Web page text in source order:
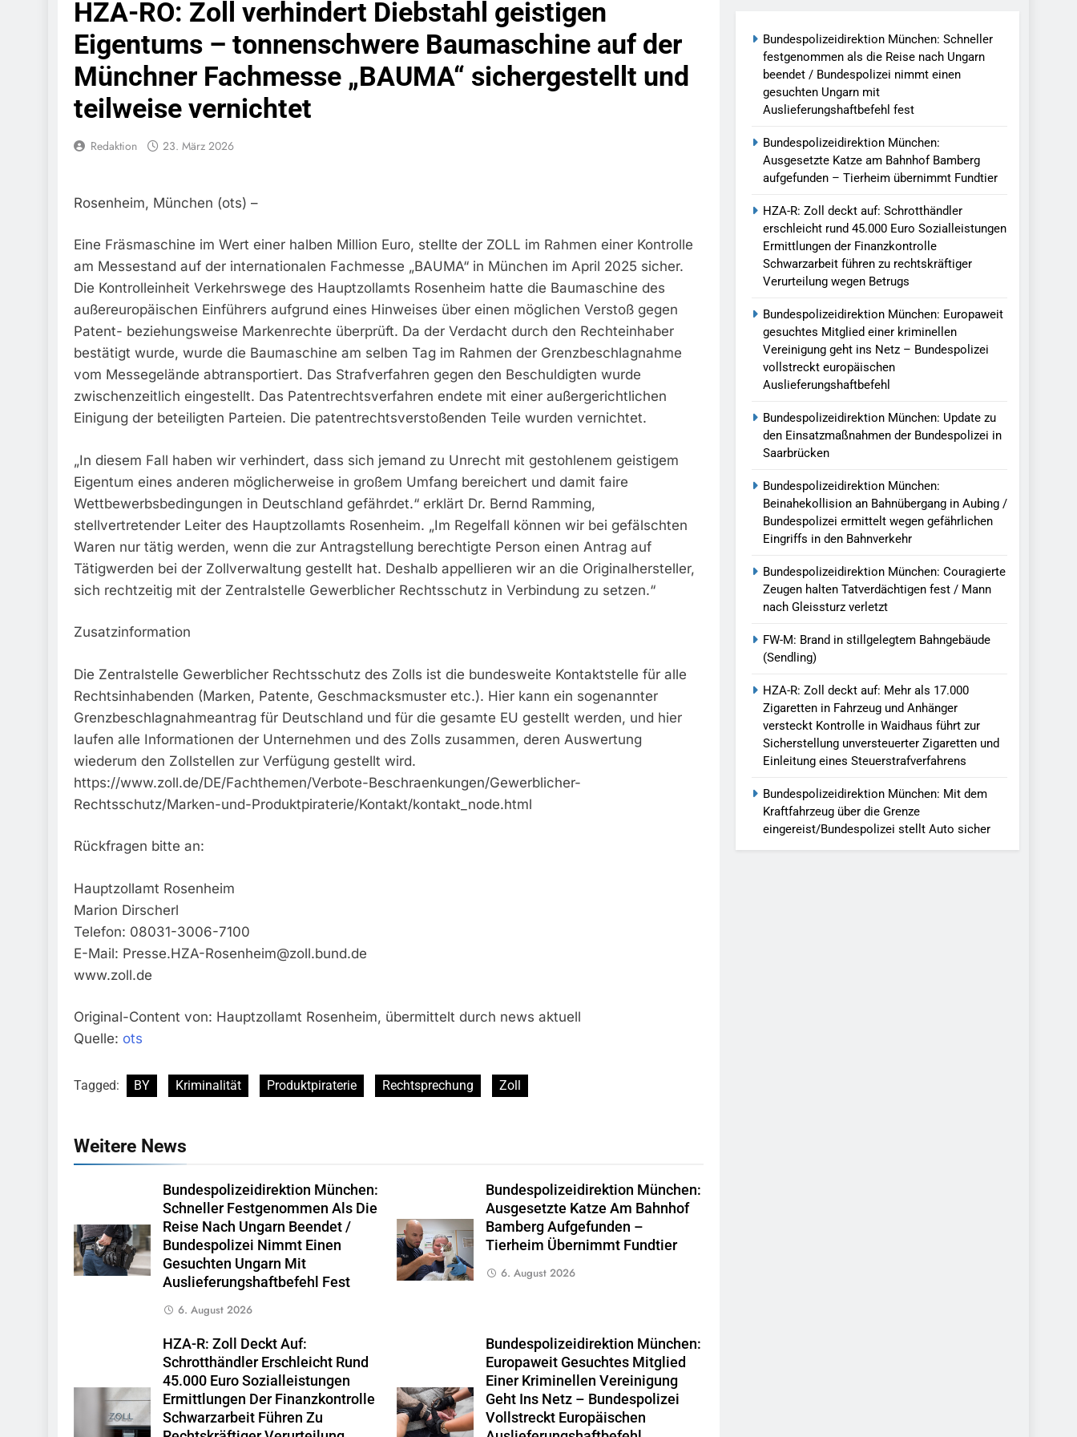
Schwarzarbeit Führen Zu Rechtskräftiger Verurteilung Wegen Betrugs
6. August 2026
Bundespolizeidirektion München: Europaweit Gesuchtes Mitglied Einer Kriminellen Vereinigung Geht Ins Netz –
Bundespolizei Vollstreckt Europäischen Auslieferungshaftbefehl
6. August 2026
Bundespolizeidirektion München: Update Zu Den Einsatzmaßnahmen Der Bundespolizei In Saarbrücken
5. August 2026
Bundespolizeidirektion München: Beinahekollision An Bahnübergang In Aubing / Bundespolizei Ermittelt Wegen
Bundespolizeidirektion München: Couragierte Zeugen Halten Tatverdächtigen Fest / Mann Nach Gleissturz Verletzt
5. August 2026
HZA-R: Zoll Deckt Auf: Mehr Als 17.000 Zigaretten In Fahrzeug Und Anhänger Versteckt Kontrolle In Waidhaus Führt
Zur Sicherstellung Unversteuerter Zigaretten Und Einleitung Eines Steuerstrafverfahrens
4. August 2026
Bundespolizeidirektion München: Mit Dem Kraftfahrzeug Über Die Grenze Eingereist/Bundespolizei Stellt Auto
Sicher
3. August 2026
HZA-RO: Zoll verhindert Diebstahl geistigen
Eigentums – tonnenschwere Baumaschine auf der
Münchner Fachmesse „BAUMA“ sichergestellt und
teilweise vernichtet
Redaktion 23. März 2026
Rosenheim, München (ots) –
Eine Fräsmaschine im Wert einer halben Million Euro, stellte der ZOLL im Rahmen einer Kontrolle
am Messestand auf der internationalen Fachmesse „BAUMA“ in München im April 2025 sicher.
Die Kontrolleinheit Verkehrswege des Hauptzollamts Rosenheim hatte die Baumaschine des
außereuropäischen Einführers aufgrund eines Hinweises über einen möglichen Verstoß gegen
Patent- beziehungsweise Markenrechte überprüft. Da der Verdacht durch den Rechteinhaber
bestätigt wurde, wurde die Baumaschine am selben Tag im Rahmen der Grenzbeschlagnahme
vom Messegelände abtransportiert. Das Strafverfahren gegen den Beschuldigten wurde
zwischenzeitlich eingestellt. Das Patentrechtsverfahren endete mit einer außergerichtlichen
Einigung der beteiligten Parteien. Die patentrechtsverstoßenden Teile wurden vernichtet.
„In diesem Fall haben wir verhindert, dass sich jemand zu Unrecht mit gestohlenem geistigem
Eigentum eines anderen möglicherweise in großem Umfang bereichert und damit faire
Wettbewerbsbedingungen in Deutschland gefährdet.“ erklärt Dr. Bernd Ramming,
stellvertretender Leiter des Hauptzollamts Rosenheim. „Im Regelfall können wir bei gefälschten
Waren nur tätig werden, wenn die zur Antragstellung berechtigte Person einen Antrag auf
Tätigwerden bei der Zollverwaltung gestellt hat. Deshalb appellieren wir an die Originalhersteller,
sich rechtzeitig mit der Zentralstelle Gewerblicher Rechtsschutz in Verbindung zu setzen.“
Zusatzinformation
Die Zentralstelle Gewerblicher Rechtsschutz des Zolls ist die bundesweite Kontaktstelle für alle
Rechtsinhabenden (Marken, Patente, Geschmacksmuster etc.). Hier kann ein sogenannter
Grenzbeschlagnahmeantrag für Deutschland und für die gesamte EU gestellt werden, und hier
laufen alle Informationen der Unternehmen und des Zolls zusammen, deren Auswertung
wiederum den Zollstellen zur Verfügung gestellt wird.
https://www.zoll.de/DE/Fachthemen/Verbote-Beschraenkungen/Gewerblicher-
Rechtsschutz/Marken-und-Produktpiraterie/Kontakt/kontakt_node.html
Rückfragen bitte an:
Hauptzollamt Rosenheim
Marion Dirscherl
Telefon: 08031-3006-7100
E-Mail: Presse.HZA-Rosenheim@zoll.bund.de
www.zoll.de
Original-Content von: Hauptzollamt Rosenheim, übermittelt durch news aktuell
Quelle: ots
Tagged: BY Kriminalität Produktpiraterie Rechtsprechung Zoll
Weitere News
Bundespolizeidirektion München:
Schneller Festgenommen Als Die
Reise Nach Ungarn Beendet /
Bundespolizei Nimmt Einen
Gesuchten Ungarn Mit
Auslieferungshaftbefehl Fest
6. August 2026
Bundespolizeidirektion München:
Ausgesetzte Katze Am Bahnhof
Bamberg Aufgefunden –
Tierheim Übernimmt Fundtier
6. August 2026
HZA-R: Zoll Deckt Auf:
Schrotthändler Erschleicht Rund
45.000 Euro Sozialleistungen
Ermittlungen Der Finanzkontrolle
Schwarzarbeit Führen Zu
Bundespolizeidirektion München:
Europaweit Gesuchtes Mitglied
Einer Kriminellen Vereinigung
Geht Ins Netz – Bundespolizei
Vollstreckt Europäischen
Bundespolizeidirektion München: Schneller
festgenommen als die Reise nach Ungarn
beendet / Bundespolizei nimmt einen
gesuchten Ungarn mit
Auslieferungshaftbefehl fest
Bundespolizeidirektion München:
Ausgesetzte Katze am Bahnhof Bamberg
aufgefunden – Tierheim übernimmt Fundtier
HZA-R: Zoll deckt auf: Schrotthändler
erschleicht rund 45.000 Euro Sozialleistungen
Ermittlungen der Finanzkontrolle
Schwarzarbeit führen zu rechtskräftiger
Verurteilung wegen Betrugs
Bundespolizeidirektion München: Europaweit
gesuchtes Mitglied einer kriminellen
Vereinigung geht ins Netz – Bundespolizei
vollstreckt europäischen
Auslieferungshaftbefehl
Bundespolizeidirektion München: Update zu
den Einsatzmaßnahmen der Bundespolizei in
Saarbrücken
Bundespolizeidirektion München:
Beinahekollision an Bahnübergang in Aubing /
Bundespolizei ermittelt wegen gefährlichen
Eingriffs in den Bahnverkehr
Bundespolizeidirektion München: Couragierte
Zeugen halten Tatverdächtigen fest / Mann
nach Gleissturz verletzt
FW-M: Brand in stillgelegtem Bahngebäude
(Sendling)
HZA-R: Zoll deckt auf: Mehr als 17.000
Zigaretten in Fahrzeug und Anhänger
versteckt Kontrolle in Waidhaus führt zur
Sicherstellung unversteuerter Zigaretten und
Einleitung eines Steuerstrafverfahrens
Bundespolizeidirektion München: Mit dem
Kraftfahrzeug über die Grenze
eingereist/Bundespolizei stellt Auto sicher